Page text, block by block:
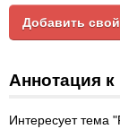
Добавить
Аннотация к
Интересует тема